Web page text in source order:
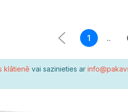
1 ..
klātienē vai sazinieties ar